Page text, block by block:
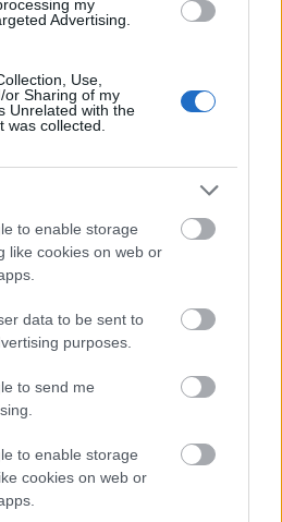
my
Advertising.
Use,
or Sharing of my
Unrelated with the
was collected.
to enable storage
like cookies on web or
data to be sent to
purposes.
to send me
to enable storage
cookies on web or
egyensúlyú, kiváló
inkább épül vibráló
Ez nekem mindenképp jól
ha a shiraz nem is erről
vegetális, és
aromatikája is inkább
a szőlőfajtát. Rendben volt.
2007 Barossa.
adagolja értékeit, de sok
Hihetetlen tömörség,
Az aromatika
A szerkezet nagyon sokrétű,
Hatalmassága mellett
de kilóg a Duracell-
magasságokat